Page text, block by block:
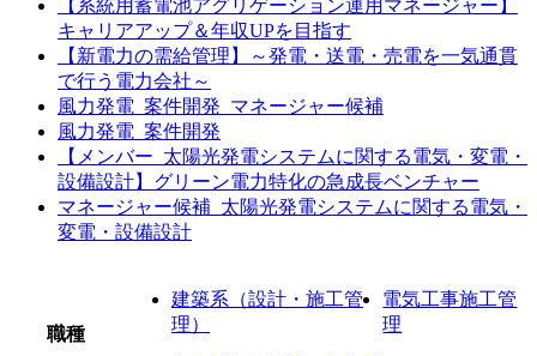
【系統用蓄電池アグリゲーション運用マネージャー】
キャリアアップ＆年収UPを目指す
【新電力の需給管理】～発電・送電・売電を一気通貫
で行う電力会社～
風力発電_案件開発_マネージャー候補
風力発電_案件開発
【メンバー_太陽光発電システムに関する電気・変電・
設備設計】グリーン電力特化の急成長ベンチャー
マネージャー候補_太陽光発電システムに関する電気・
変電・設備設計
職種
建築系（設計・施工管
理）
電気工事施工管
理